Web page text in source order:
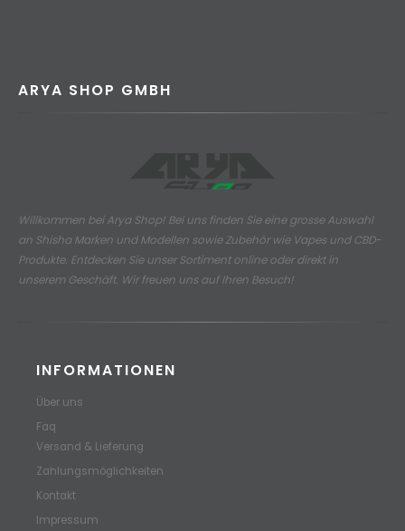
ARYA SHOP GMBH
Willkommen bei Arya Shop! Bei uns finden Sie eine grosse Auswahl
an Shisha Marken und Modellen sowie Zubehör wie Vapes und CBD-
Produkte. Entdecken Sie unser Sortiment online oder direkt in
unserem Geschäft. Wir freuen uns auf Ihren Besuch!
INFORMATIONEN
Über uns
Faq
Versand & Lieferung
Zahlungsmöglichkeiten
Kontakt
Impressum